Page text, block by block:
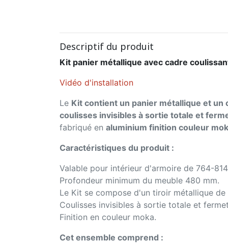
Descriptif du produit
Kit panier métallique avec cadre
Vidéo d'installation
Le Kit contient un panier métallique et
coulisses invisibles à sortie totale et
fabriqué en aluminium finition couleur
Caractéristiques du produit :
Valable pour intérieur d'armoire de 764-
Profondeur minimum du meuble 480 mm.
Le Kit se compose d'un tiroir métallique
Coulisses invisibles à sortie totale et
Finition en couleur moka.
Cet ensemble comprend :